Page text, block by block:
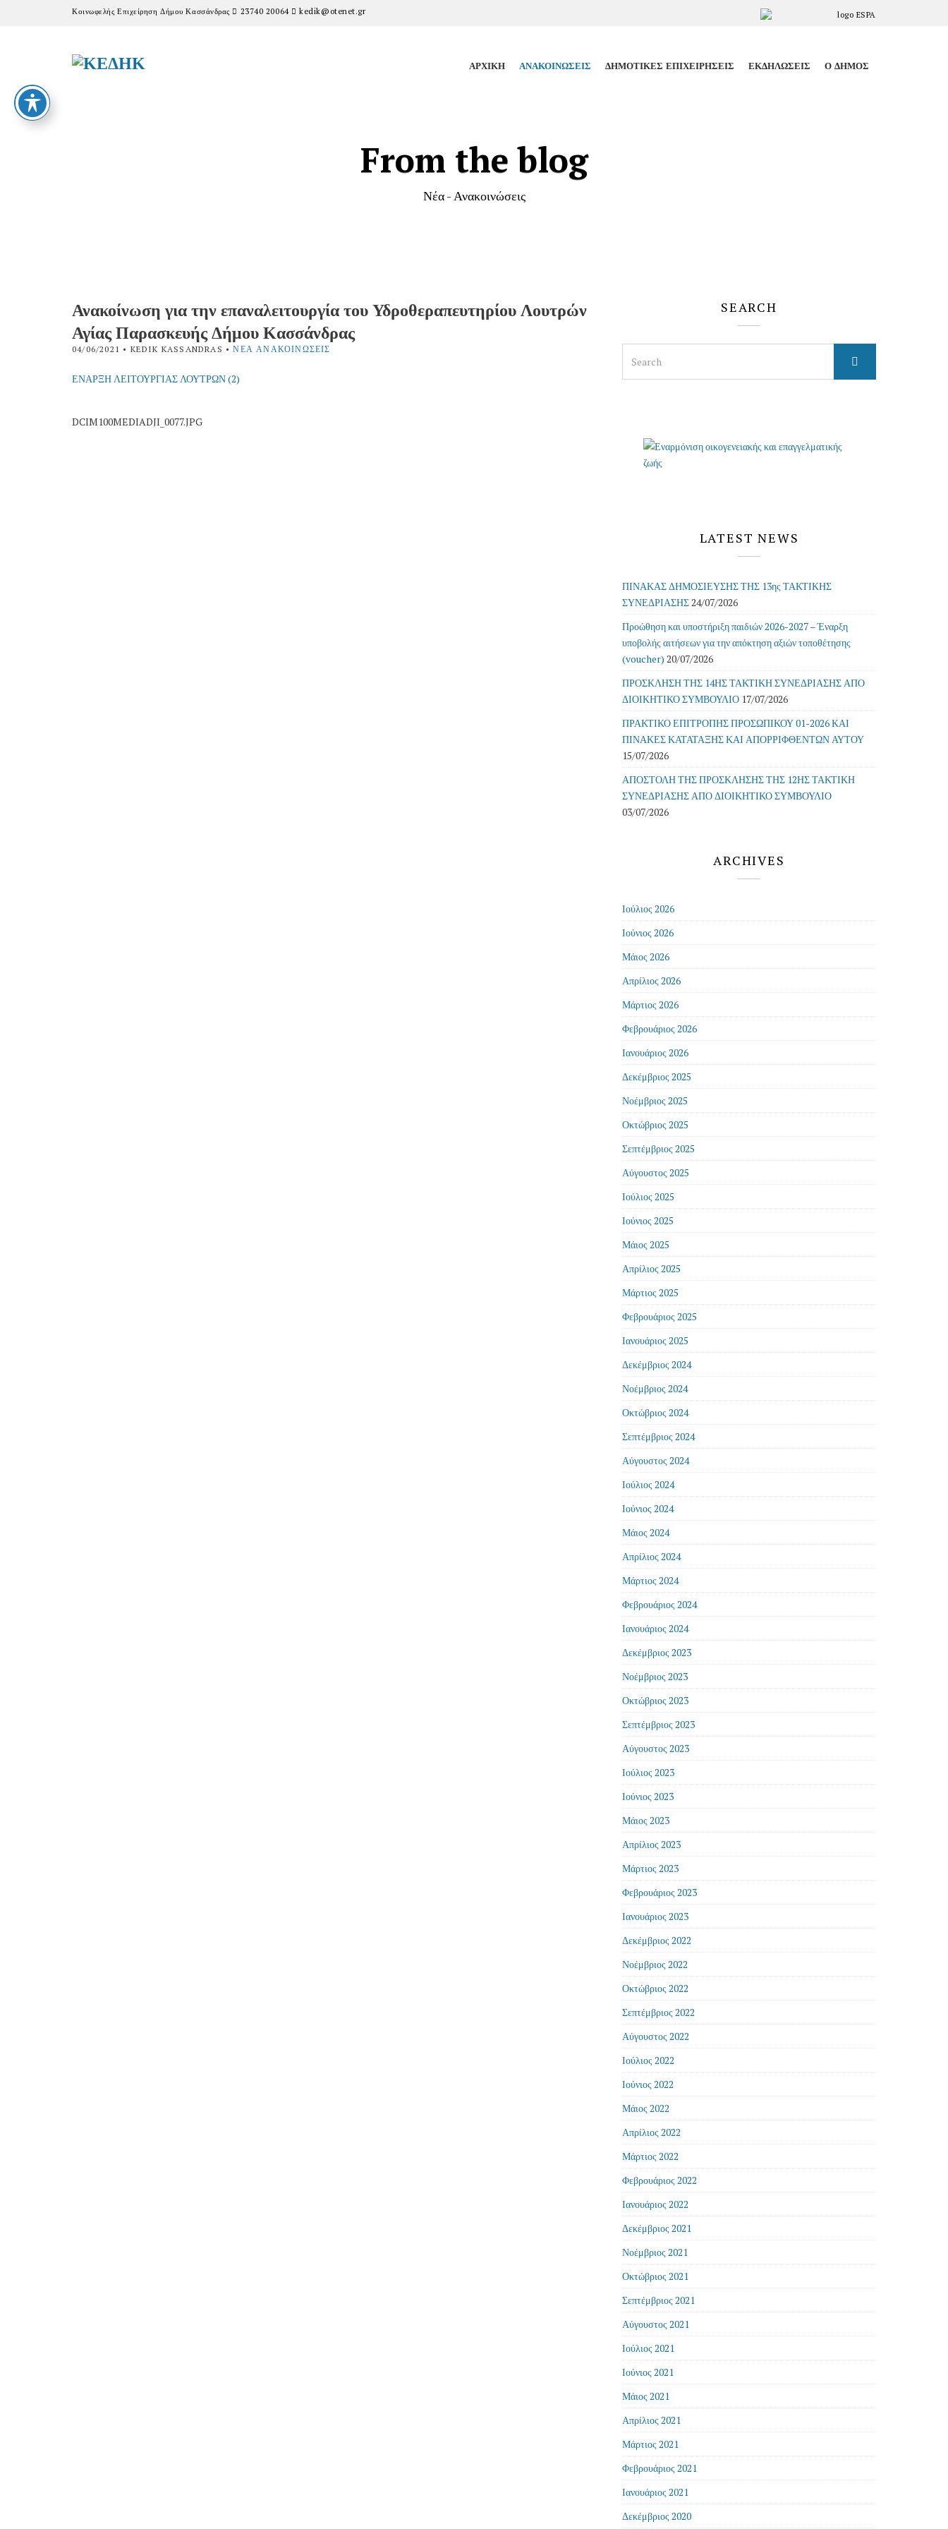
Κοινωφελής Επιχείρηση Δήμου Κασσάνδρας 23740 20064 kedik@otenet.gr
ΑΡΧΙΚΉ ΑΝΑΚΟΙΝΏΣΕΙΣ ΔΗΜΟΤΙΚΈΣ ΕΠΙΧΕΙΡΉΣΕΙΣ ΕΚΔΗΛΏΣΕΙΣ Ο ΔΉΜΟΣ
From the blog
Νέα - Ανακοινώσεις
Ανακοίνωση για την επαναλειτουργία του Υδροθεραπευτηρίου Λουτρών
Αγίας Παρασκευής Δήμου Κασσάνδρας
04/06/2021 • KEDIK KASSANDRAS •ΝΈΑ ΑΝΑΚΟΙΝΏΣΕΙΣ
ΕΝΑΡΞΗ ΛΕΙΤΟΥΡΓΙΑΣ ΛΟΥΤΡΩΝ (2)
DCIM100MEDIADJI_0077.JPG
SEARCH
for:
LATEST NEWS
ΠΙΝΑΚΑΣ ΔΗΜΟΣΙΕΥΣΗΣ ΤΗΣ 13ης ΤΑΚΤΙΚΗΣ
ΣΥΝΕΔΡΙΑΣΗΣ24/07/2026
Προώθηση και υποστήριξη παιδιών 2026-2027 – Έναρξη
υποβολής αιτήσεων για την απόκτηση αξιών τοποθέτησης
(voucher) 20/07/2026
ΠΡΟΣΚΛΗΣΗ ΤΗΣ 14ΗΣ ΤΑΚΤΙΚΗ ΣΥΝΕΔΡΙΑΣΗΣ ΑΠΟ
ΔΙΟΙΚΗΤΙΚΟ ΣΥΜΒΟΥΛΙΟ 17/07/2026
ΠΡΑΚΤΙΚΟ ΕΠΙΤΡΟΠΗΣ ΠΡΟΣΩΠΙΚΟΥ 01-2026 ΚΑΙ
ΠΙΝΑΚΕΣ ΚΑΤΑΤΑΞΗΣ ΚΑΙ ΑΠΟΡΡΙΦΘΕΝΤΩΝ ΑΥΤΟΥ
15/07/2026
ΑΠΟΣΤΟΛΗ ΤΗΣ ΠΡΟΣΚΛΗΣΗΣ ΤΗΣ 12ΗΣ ΤΑΚΤΙΚΗ
ΣΥΝΕΔΡΙΑΣΗΣ ΑΠΟ ΔΙΟΙΚΗΤΙΚΟ ΣΥΜΒΟΥΛΙΟ
03/07/2026
ARCHIVES
Ιούλιος 2026
Ιούνιος 2026
Μάιος 2026
Απρίλιος 2026
Μάρτιος 2026
Φεβρουάριος 2026
Ιανουάριος 2026
Δεκέμβριος 2025
Νοέμβριος 2025
Οκτώβριος 2025
Σεπτέμβριος 2025
Αύγουστος 2025
Ιούλιος 2025
Ιούνιος 2025
Μάιος 2025
Απρίλιος 2025
Μάρτιος 2025
Φεβρουάριος 2025
Ιανουάριος 2025
Δεκέμβριος 2024
Νοέμβριος 2024
Οκτώβριος 2024
Σεπτέμβριος 2024
Αύγουστος 2024
Ιούλιος 2024
Ιούνιος 2024
Μάιος 2024
Απρίλιος 2024
Μάρτιος 2024
Φεβρουάριος 2024
Ιανουάριος 2024
Δεκέμβριος 2023
Νοέμβριος 2023
Οκτώβριος 2023
Σεπτέμβριος 2023
Αύγουστος 2023
Ιούλιος 2023
Ιούνιος 2023
Μάιος 2023
Απρίλιος 2023
Μάρτιος 2023
Φεβρουάριος 2023
Ιανουάριος 2023
Δεκέμβριος 2022
Νοέμβριος 2022
Οκτώβριος 2022
Σεπτέμβριος 2022
Αύγουστος 2022
Ιούλιος 2022
Ιούνιος 2022
Μάιος 2022
Απρίλιος 2022
Μάρτιος 2022
Φεβρουάριος 2022
Ιανουάριος 2022
Δεκέμβριος 2021
Νοέμβριος 2021
Οκτώβριος 2021
Σεπτέμβριος 2021
Αύγουστος 2021
Ιούλιος 2021
Ιούνιος 2021
Μάιος 2021
Απρίλιος 2021
Μάρτιος 2021
Φεβρουάριος 2021
Ιανουάριος 2021
Δεκέμβριος 2020